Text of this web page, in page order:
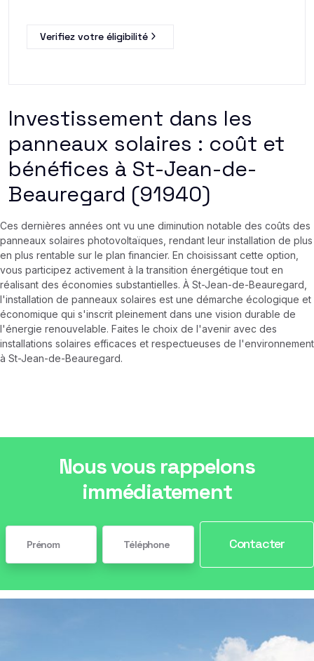
Verifiez votre éligibilité
Investissement dans les
panneaux solaires : coût et
bénéfices à St-Jean-de-
Beauregard (91940)
Ces dernières années ont vu une diminution notable des coûts des
panneaux solaires photovoltaïques, rendant leur installation de plus
en plus rentable sur le plan financier. En choisissant cette option,
vous participez activement à la transition énergétique tout en
réalisant des économies substantielles. À St-Jean-de-Beauregard,
l'installation de panneaux solaires est une démarche écologique et
économique qui s'inscrit pleinement dans une vision durable de
l'énergie renouvelable. Faites le choix de l'avenir avec des
installations solaires efficaces et respectueuses de l'environnement
à St-Jean-de-Beauregard.
Nous vous rappelons
immédiatement
Contacter